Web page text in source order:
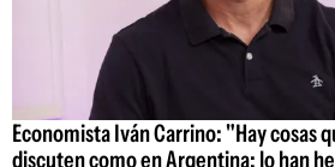
Economista Iván Carrino: "Hay cosas
discuten como en Argentina; lo han